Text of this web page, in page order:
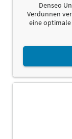
Denseo
Verdünnen
eine optimale